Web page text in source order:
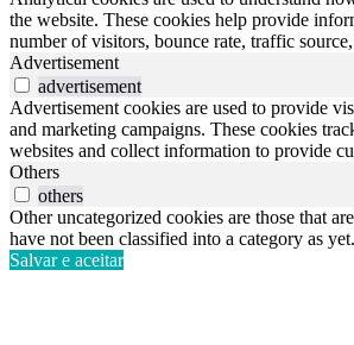
the website. These cookies help provide
number of visitors, bounce rate, traffic
Advertisement
advertisement
Advertisement cookies are used to provide
and marketing campaigns. These cookies
websites and collect information to provide
Others
others
Other uncategorized cookies are those that
have not been classified into a category as yet.
Salvar e aceitar